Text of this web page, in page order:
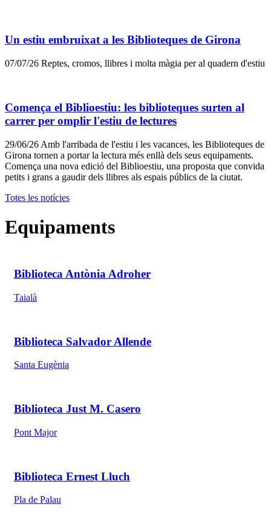
Un estiu embruixat a les Biblioteques de Girona
07/07/26 Reptes, cromos, llibres i molta màgia per al quadern d'estiu
Comença el Biblioestiu: les biblioteques surten al
carrer per omplir l'estiu de lectures
29/06/26 Amb l'arribada de l'estiu i les vacances, les Biblioteques de
Girona tornen a portar la lectura més enllà dels seus equipaments.
Comença una nova edició del Biblioestiu, una proposta que convida
petits i grans a gaudir dels llibres als espais públics de la ciutat.
Totes les notícies
Equipaments
Biblioteca Antònia Adroher
Taialà
Biblioteca Salvador Allende
Santa Eugènia
Biblioteca Just M. Casero
Pont Major
Biblioteca Ernest Lluch
Pla de Palau